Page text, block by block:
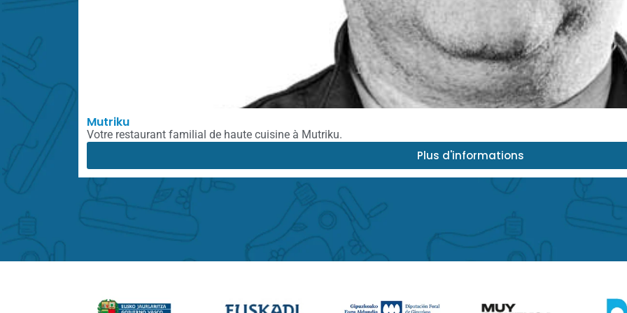
Mutriku
Votre restaurant familial de haute cuisine à Mutriku.
Plus d'informations